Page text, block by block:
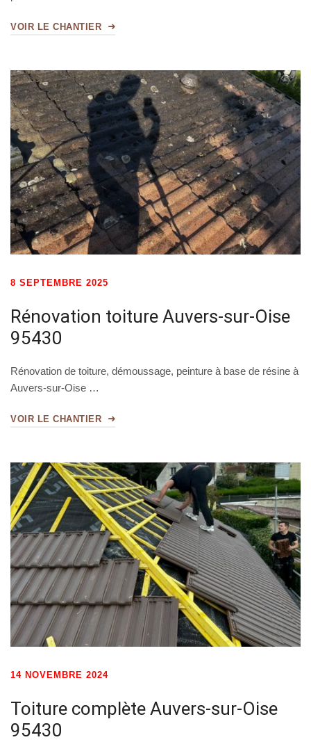
VOIR LE CHANTIER
8 SEPTEMBRE 2025
Rénovation toiture Auvers-sur-Oise
95430
Rénovation de toiture, démoussage, peinture à base de résine à
Auvers-sur-Oise …
VOIR LE CHANTIER
14 NOVEMBRE 2024
Toiture complète Auvers-sur-Oise
95430